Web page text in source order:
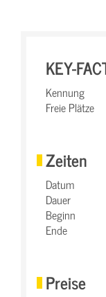
KEY-
Kennung
Freie Plätze
Zeiten
Datum
Dauer
Beginn
Ende
Preise